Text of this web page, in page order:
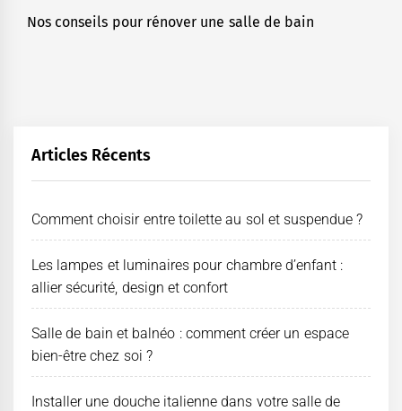
Next
Nos conseils pour rénover une salle de bain
Articles Récents
Comment choisir entre toilette au sol et suspendue ?
Les lampes et luminaires pour chambre d’enfant :
allier sécurité, design et confort
Salle de bain et balnéo : comment créer un espace
bien-être chez soi ?
Installer une douche italienne dans votre salle de